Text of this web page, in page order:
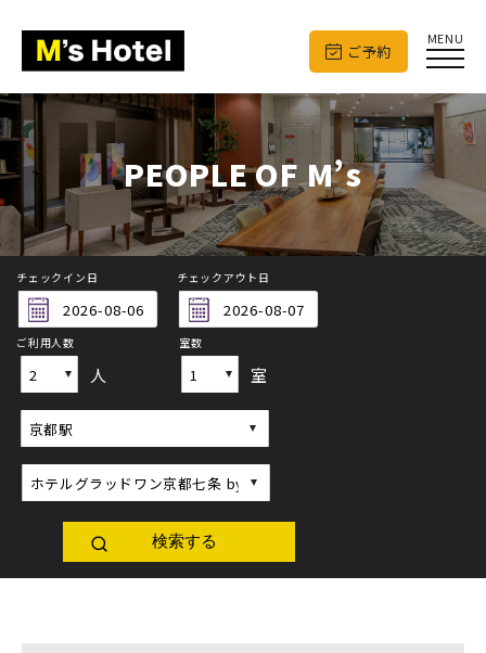
ご予約
MENU
PEOPLE OF M’s
チェックイン日 チェックアウト日
ご利用人数
人
室数
室
検索する